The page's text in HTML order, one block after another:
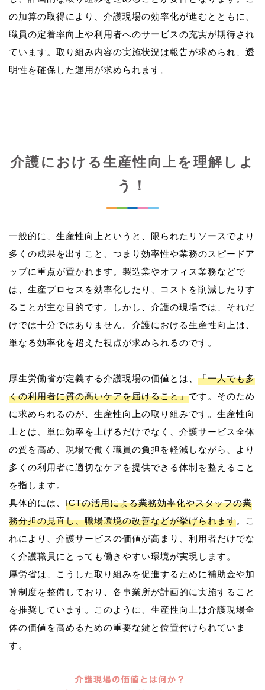
の加算の取得により、介護現場の効率化が進むとともに、
職員の定着率向上や利用者へのサービスの充実が期待され
ています。取り組み内容の実施状況は報告が求められ、透
介護における生産性向上を理解しよ
う！
一般的に、生産性向上というと、限られたリソースでより
多くの成果を出すこと、つまり効率性や業務のスピードア
ップに重点が置かれます。製造業やオフィス業務などで
は、生産プロセスを効率化したり、コストを削減したりす
ることが主な目的です。しかし、介護の現場では、それだ
けでは十分ではありません。介護における生産性向上は、
単なる効率化を超えた視点が求められるのです。
厚生労働省が定義する介護現場の価値とは、 「一人でも多
くの利用者に質の高いケアを届けること」です。そのため
に求められるのが、生産性向上の取り組みです。生産性向
上とは、単に効率を上げるだけでなく、介護サービス全体
の質を高め、現場で働く職員の負担を軽減しながら、より
多くの利用者に適切なケアを提供できる体制を整えること
を指します。
具体的には、 ICTの活用による業務効率化やスタッフの業
務分担の見直し、職場環境の改善などが挙げられます。こ
れにより、介護サービスの価値が高まり、利用者だけでな
く介護職員にとっても働きやすい環境が実現します。
厚労省は、こうした取り組みを促進するために補助金や加
算制度を整備しており、各事業所が計画的に実施すること
を推奨しています。このように、生産性向上は介護現場全
体の価値を高めるための重要な鍵と位置付けられていま